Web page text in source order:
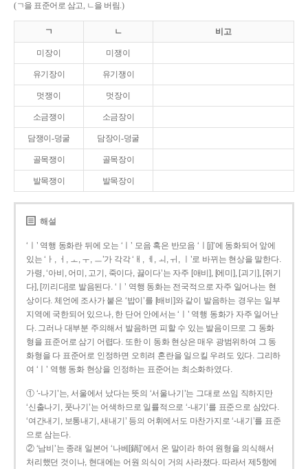
(ㄱ을 표준어로 삼고, ㄴ을 버림.)
ㄱ ㄴ 비고
미장이 미쟁이
유기장이 유기쟁이
멋쟁이 멋장이
소금쟁이 소금장이
담쟁이-덩굴 담장이-덩굴
골목쟁이 골목장이
발목쟁이 발목장이
해설
‘ㅣ’ 역행 동화란 뒤에 오는 ‘ㅣ’ 모음 혹은 반모음 ‘ㅣ[j]’에 동화되어 앞에
있는 ‘ㅏ, ㅓ, ㅗ, ㅜ, ㅡ’가 각각 ‘ㅐ, ㅔ, ㅚ, ㅟ, ㅣ’로 바뀌는 현상을 말한다.
가령, ‘아비, 어미, 고기, 죽이다, 끓이다’는 자주 [애비], [에미], [괴기], [쥐기
다], [끼리다]로 발음된다. ‘ㅣ’ 역행 동화는 전국적으로 자주 일어나는 현
상이다. 체언에 조사가 붙은 ‘밥이’를 [배비]와 같이 발음하는 경우는 일부
지역에 국한되어 있으나, 한 단어 안에서는 ‘ㅣ’ 역행 동화가 자주 일어난
다. 그러나 대부분 주의해서 발음하면 피할 수 있는 발음이므로 그 동화
형을 표준어로 삼기 어렵다. 또한 이 동화 현상은 매우 광범위하여 그 동
화형을 다 표준어로 인정하면 오히려 혼란을 일으킬 우려도 있다. 그리하
여 ‘ㅣ’ 역행 동화 현상을 인정하는 표준어는 최소화하였다.
① ‘-나기’는, 서울에서 났다는 뜻의 ‘서울나기’는 그대로 쓰임 직하지만
‘신출나기, 풋나기’는 어색하므로 일률적으로 ‘-내기’를 표준으로 삼았다.
‘여간내기, 보통내기, 새내기’ 등의 어휘에서도 마찬가지로 ‘-내기’를 표준
으로 삼는다.
② ‘남비’는 종래 일본어 ‘나베[鍋]’에서 온 말이라 하여 원형을 의식해서
처리했던 것이나, 현대에는 어원 의식이 거의 사라졌다. 따라서 제5항에